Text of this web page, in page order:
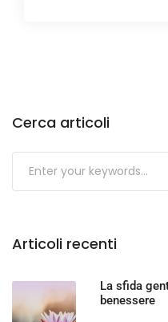
Cerca articoli
Articoli recenti
La sfida
benessere